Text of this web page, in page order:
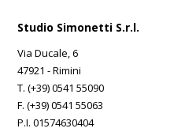
Studio Simonetti S.r.l.
Via Ducale, 6
47921 - Rimini
T. (+39) 0541 55090
F. (+39) 0541 55063
P.I. 01574630404